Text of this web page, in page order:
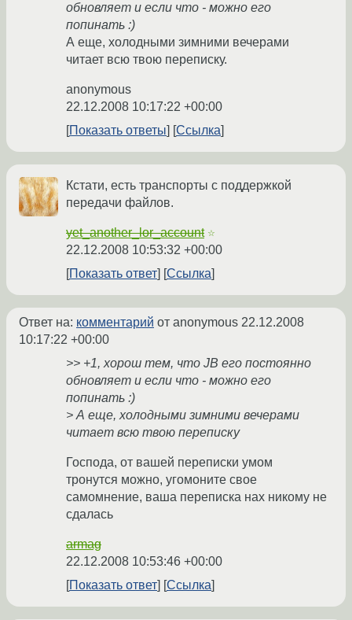
обновляет и если что - можно его
попинать :)
А еще, холодными зимними вечерами
читает всю твою переписку.
anonymous
22.12.2008 10:17:22 +00:00
Показать ответы
Ссылка
Кстати, есть транспорты с поддержкой
передачи файлов.
yet_another_lor_account ☆
22.12.2008 10:53:32 +00:00
Показать ответ
Ссылка
Ответ на: комментарий от anonymous 22.12.2008
10:17:22 +00:00
>> +1, хорош тем, что JB его постоянно
обновляет и если что - можно его
попинать :)
> А еще, холодными зимними вечерами
читает всю твою переписку
Господа, от вашей переписки умом
тронутся можно, угомоните свое
самомнение, ваша переписка нах никому не
сдалась
armag
22.12.2008 10:53:46 +00:00
Показать ответ
Ссылка